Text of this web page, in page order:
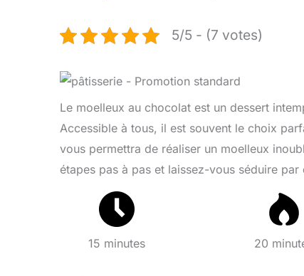
5/5 - (7 votes)
Le moelleux au chocolat est un dessert
Accessible à tous, il est souvent le choix
vous permettra de réaliser un moelleux
étapes pas à pas et laissez-vous séduire
15 minutes 20